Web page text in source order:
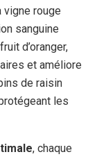
vigne rouge
sanguine
d’oranger,
et améliore
de raisin
les
, chaque